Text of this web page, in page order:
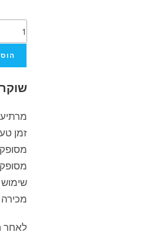
זמן טעינה: 2 עד 3 שעות
מכירה
לאחר